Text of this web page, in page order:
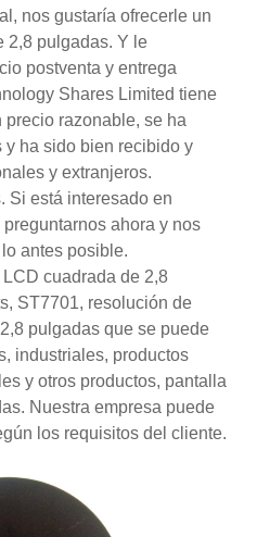
nos gustaría ofrecerle un
2,8 pulgadas. Y le
postventa y entrega
Shares Limited tiene
razonable, se ha
y ha sido bien recibido y
y extranjeros.
Si está interesado en
ahora y nos
antes posible.
cuadrada de 2,8
ST7701, resolución de
pulgadas que se puede
industriales, productos
y otros productos, pantalla
Nuestra empresa puede
los requisitos del cliente.